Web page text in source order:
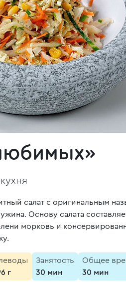
салат с оригинальным
Основу салата
морковь и
г
Занятость
30 мин
Общее
30 мин